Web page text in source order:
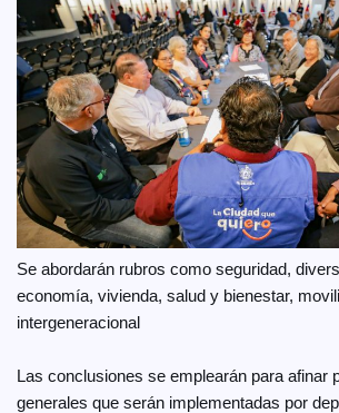
Se abordarán rubros como seguridad,
economía, vivienda, salud y bienestar,
intergeneracional
Las conclusiones se emplearán para afinar
generales que serán implementadas por